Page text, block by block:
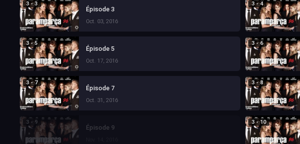
3 - 3
Épisode 3
Oct. 03, 2016
3 - 4
3 - 5
Épisode 5
Oct. 17, 2016
3 - 6
3 - 7
Épisode 7
Oct. 31, 2016
3 - 8
3 - 9
Épisode 9
3 - 10